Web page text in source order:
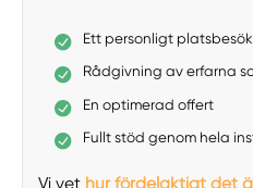
Ett personligt platsbesök
Rådgivning av erfarna
En optimerad offert
Fullt stöd genom hela
Vi vet hur fördelaktigt det